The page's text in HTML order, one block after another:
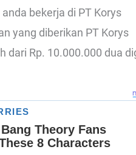
bekerja di PT Korys
yang diberikan PT Korys
dari Rp. 10.000.000 dua